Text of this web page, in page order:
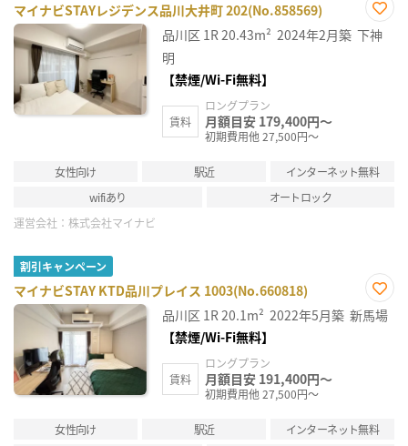
マイナビSTAYレジデンス品川大井町 202(No.858569)
お気
に入
品川区 1R20.43m² 2024年2月築 下神
明
【禁煙/Wi-Fi無料】
賃料
ロングプラン
月額目安 179,400円～
初期費用他 27,500円～
女性向け 駅近
インターネット無料
wifiあり
オートロック
運営会社： 株式会社マイナビ
割引キャンペーン
マイナビSTAY KTD品川プレイス 1003(No.660818)
お気
に入
品川区 1R20.1m² 2022年5月築 新馬場
【禁煙/Wi-Fi無料】
賃料
ロングプラン
月額目安 191,400円～
初期費用他 27,500円～
女性向け 駅近
インターネット無料